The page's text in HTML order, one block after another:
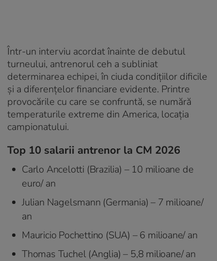
Într-un interviu acordat înainte de debutul
turneului, antrenorul ceh a subliniat
determinarea echipei, în ciuda condițiilor dificile
și a diferențelor financiare evidente. Printre
provocările cu care se confruntă, se numără
temperaturile extreme din America, locația
campionatului.
Top 10 salarii antrenor la CM 2026
Carlo Ancelotti (Brazilia) – 10 milioane de
euro/ an
Julian Nagelsmann (Germania) – 7 milioane/
an
Mauricio Pochettino (SUA) – 6 milioane/ an
Thomas Tuchel (Anglia) – 5,8 milioane/ an